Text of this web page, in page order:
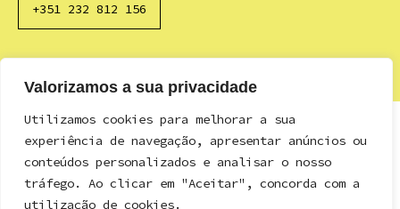
Valorizamos a sua privacidade
Utilizamos cookies para melhorar a sua
experiência de navegação, apresentar anúncios ou
conteúdos personalizados e analisar o nosso
tráfego. Ao clicar em "Aceitar", concorda com a
utilização de cookies.
+351 232 812 156